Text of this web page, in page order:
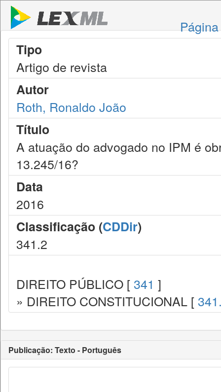
Tipo
Artigo de revista
Autor
Roth, Ronaldo João
Título
A atuação do advogado no IPM é
13.245/16?
Data
2016
Classificação (CDDir)
341.2
DIREITO PÚBLICO [ 341 ]
» DIREITO CONSTITUCIONAL [
Publicação: Texto - Português